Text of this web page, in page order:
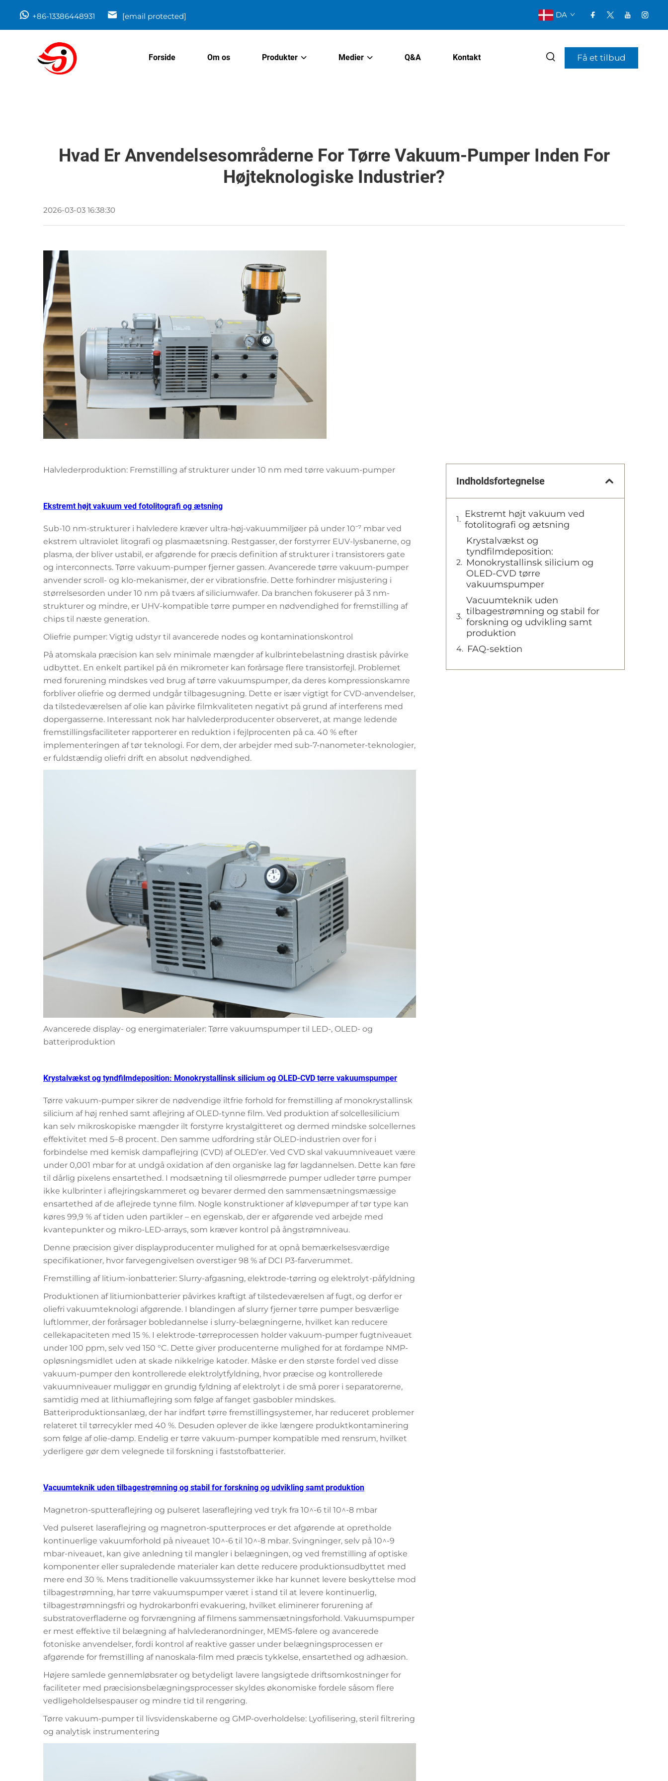
+86-13386448931 [email protected] DA
Forside Om os Produkter Medier Q&A Kontakt Få et tilbud
Hvad Er Anvendelsesområderne For Tørre Vakuum-Pumper Inden For
Højteknologiske Industrier?
2026-03-03 16:38:30
Halvlederproduktion: Fremstilling af strukturer under 10 nm med tørre vakuum-pumper
Ekstremt højt vakuum ved fotolitografi og ætsning
Sub-10 nm-strukturer i halvledere kræver ultra-høj-vakuummiljøer på under 10⁻⁷ mbar ved
ekstrem ultraviolet litografi og plasmaætsning. Restgasser, der forstyrrer EUV-lysbanerne, og
plasma, der bliver ustabil, er afgørende for præcis definition af strukturer i transistorers gate
og interconnects. Tørre vakuum-pumper fjerner gassen. Avancerede tørre vakuum-pumper
anvender scroll- og klo-mekanismer, der er vibrationsfrie. Dette forhindrer misjustering i
størrelsesorden under 10 nm på tværs af siliciumwafer. Da branchen fokuserer på 3 nm-
strukturer og mindre, er UHV-kompatible tørre pumper en nødvendighed for fremstilling af
chips til næste generation.
Oliefrie pumper: Vigtig udstyr til avancerede nodes og kontaminationskontrol
På atomskala præcision kan selv minimale mængder af kulbrintebelastning drastisk påvirke
udbyttet. En enkelt partikel på én mikrometer kan forårsage flere transistorfejl. Problemet
med forurening mindskes ved brug af tørre vakuumspumper, da deres kompressionskamre
forbliver oliefrie og dermed undgår tilbagesugning. Dette er især vigtigt for CVD-anvendelser,
da tilstedeværelsen af olie kan påvirke filmkvaliteten negativt på grund af interferens med
dopergasserne. Interessant nok har halvlederproducenter observeret, at mange ledende
fremstillingsfaciliteter rapporterer en reduktion i fejlprocenten på ca. 40 % efter
implementeringen af tør teknologi. For dem, der arbejder med sub-7-nanometer-teknologier,
er fuldstændig oliefri drift en absolut nødvendighed.
Avancerede display- og energimaterialer: Tørre vakuumspumper til LED-, OLED- og
batteriproduktion
Krystalvækst og tyndfilmdeposition: Monokrystallinsk silicium og OLED-CVD tørre vakuumspumper
Tørre vakuum-pumper sikrer de nødvendige iltfrie forhold for fremstilling af monokrystallinsk
silicium af høj renhed samt aflejring af OLED-tynne film. Ved produktion af solcellesilicium
kan selv mikroskopiske mængder ilt forstyrre krystalgitteret og dermed mindske solcellernes
effektivitet med 5–8 procent. Den samme udfordring står OLED-industrien over for i
forbindelse med kemisk dampaflejring (CVD) af OLED’er. Ved CVD skal vakuumniveauet være
under 0,001 mbar for at undgå oxidation af den organiske lag før lagdannelsen. Dette kan føre
til dårlig pixelens ensartethed. I modsætning til oliesmørrede pumper udleder tørre pumper
ikke kulbrinter i aflejringskammeret og bevarer dermed den sammensætningsmæssige
ensartethed af de aflejrede tynne film. Nogle konstruktioner af kløvepumper af tør type kan
køres 99,9 % af tiden uden partikler – en egenskab, der er afgørende ved arbejde med
kvantepunkter og mikro-LED-arrays, som kræver kontrol på ångstrømniveau.
Denne præcision giver displayproducenter mulighed for at opnå bemærkelsesværdige
specifikationer, hvor farvegengivelsen overstiger 98 % af DCI P3-farverummet.
Fremstilling af litium-ionbatterier: Slurry-afgasning, elektrode-tørring og elektrolyt-påfyldning
Produktionen af litiumionbatterier påvirkes kraftigt af tilstedeværelsen af fugt, og derfor er
oliefri vakuumteknologi afgørende. I blandingen af slurry fjerner tørre pumper besværlige
luftlommer, der forårsager bobledannelse i slurry-belægningerne, hvilket kan reducere
cellekapaciteten med 15 %. I elektrode-tørreprocessen holder vakuum-pumper fugtniveauet
under 100 ppm, selv ved 150 °C. Dette giver producenterne mulighed for at fordampe NMP-
opløsningsmidlet uden at skade nikkelrige katoder. Måske er den største fordel ved disse
vakuum-pumper den kontrollerede elektrolytfyldning, hvor præcise og kontrollerede
vakuumniveauer muliggør en grundig fyldning af elektrolyt i de små porer i separatorerne,
samtidig med at lithiumaflejring som følge af fanget gasbobler mindskes.
Batteriproduktionsanlæg, der har indført tørre fremstillingsystemer, har reduceret problemer
relateret til tørrecykler med 40 %. Desuden oplever de ikke længere produktkontaminering
som følge af olie-damp. Endelig er tørre vakuum-pumper kompatible med rensrum, hvilket
yderligere gør dem velegnede til forskning i faststofbatterier.
Vacuumteknik uden tilbagestrømning og stabil for forskning og udvikling samt produktion
Magnetron-sputteraflejring og pulseret laseraflejring ved tryk fra 10^-6 til 10^-8 mbar
Ved pulseret laseraflejring og magnetron-sputterproces er det afgørende at opretholde
kontinuerlige vakuumforhold på niveauet 10^-6 til 10^-8 mbar. Svingninger, selv på 10^-9
mbar-niveauet, kan give anledning til mangler i belægningen, og ved fremstilling af optiske
komponenter eller supraledende materialer kan dette reducere produktionsudbyttet med
mere end 30 %. Mens traditionelle vakuumssystemer ikke har kunnet levere beskyttelse mod
tilbagestrømning, har tørre vakuumspumper været i stand til at levere kontinuerlig,
tilbagestrømningsfri og hydrokarbonfri evakuering, hvilket eliminerer forurening af
substratoverfladerne og forvrængning af filmens sammensætningsforhold. Vakuumspumper
er mest effektive til belægning af halvlederanordninger, MEMS-følere og avancerede
fotoniske anvendelser, fordi kontrol af reaktive gasser under belægningsprocessen er
afgørende for fremstilling af nanoskala-film med præcis tykkelse, ensartethed og adhæsion.
Højere samlede gennemløbsrater og betydeligt lavere langsigtede driftsomkostninger for
faciliteter med præcisionsbelægningsprocesser skyldes økonomiske fordele såsom flere
vedligeholdelsespauser og mindre tid til rengøring.
Tørre vakuum-pumper til livsvidenskaberne og GMP-overholdelse: Lyofilisering, steril filtrering
og analytisk instrumentering
Indholdsfortegnelse
Ekstremt højt vakuum ved
fotolitografi og ætsning
Krystalvækst og
tyndfilmdeposition:
Monokrystallinsk silicium og
OLED-CVD tørre
vakuumspumper
Vacuumteknik uden
tilbagestrømning og stabil for
forskning og udvikling samt
produktion
FAQ-sektion